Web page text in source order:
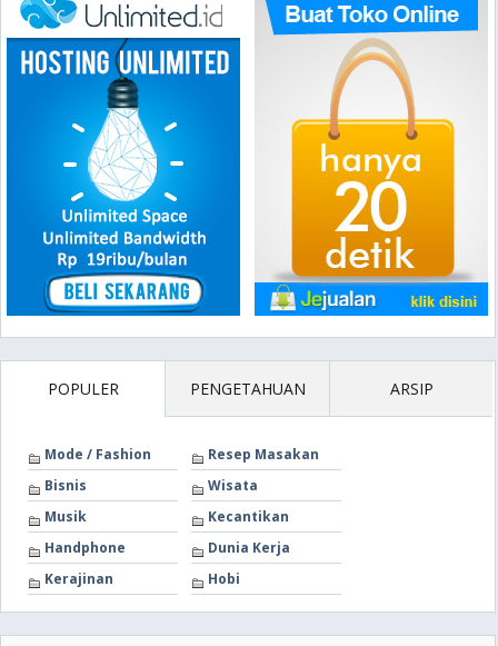
POPULER PENGETAHUAN ARSIP
Mode / Fashion
Resep Masakan
Bisnis
Wisata
Musik
Kecantikan
Handphone
Dunia Kerja
Kerajinan
Hobi